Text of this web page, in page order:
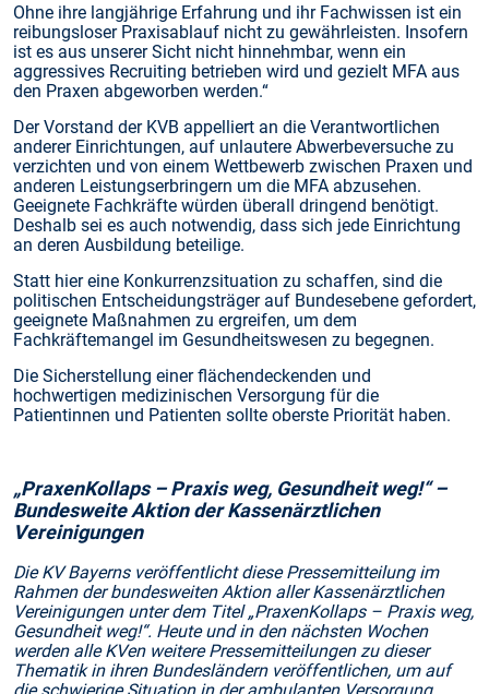
Ohne ihre langjährige Erfahrung und ihr Fachwissen ist ein
reibungsloser Praxisablauf nicht zu gewährleisten. Insofern
ist es aus unserer Sicht nicht hinnehmbar, wenn ein
aggressives Recruiting betrieben wird und gezielt MFA aus
den Praxen abgeworben werden.“
Der Vorstand der KVB appelliert an die Verantwortlichen
anderer Einrichtungen, auf unlautere Abwerbeversuche zu
verzichten und von einem Wettbewerb zwischen Praxen und
anderen Leistungserbringern um die MFA abzusehen.
Geeignete Fachkräfte würden überall dringend benötigt.
Deshalb sei es auch notwendig, dass sich jede Einrichtung
an deren Ausbildung beteilige.
Statt hier eine Konkurrenzsituation zu schaffen, sind die
politischen Entscheidungsträger auf Bundesebene gefordert,
geeignete Maßnahmen zu ergreifen, um dem
Fachkräftemangel im Gesundheitswesen zu begegnen.
Die Sicherstellung einer flächendeckenden und
hochwertigen medizinischen Versorgung für die
Patientinnen und Patienten sollte oberste Priorität haben.
„PraxenKollaps – Praxis weg, Gesundheit weg!“ –
Bundesweite Aktion der Kassenärztlichen
Vereinigungen
Die KV Bayerns veröffentlicht diese Pressemitteilung im
Rahmen der bundesweiten Aktion aller Kassenärztlichen
Vereinigungen unter dem Titel „PraxenKollaps – Praxis weg,
Gesundheit weg!“. Heute und in den nächsten Wochen
werden alle KVen weitere Pressemitteilungen zu dieser
Thematik in ihren Bundesländern veröffentlichen, um auf